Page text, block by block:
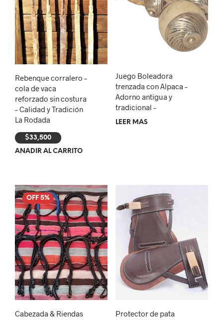
Rebenque corralero –
cola de vaca
reforzado sin costura
– Calidad y Tradición
La Rodada
$33,500
AÑADIR AL CARRITO
Juego Boleadora
trenzada con Alpaca –
Adorno antigua y
tradicional –
LEER MÁS
OFF 5%
Cabezada & Riendas
Protector de pata